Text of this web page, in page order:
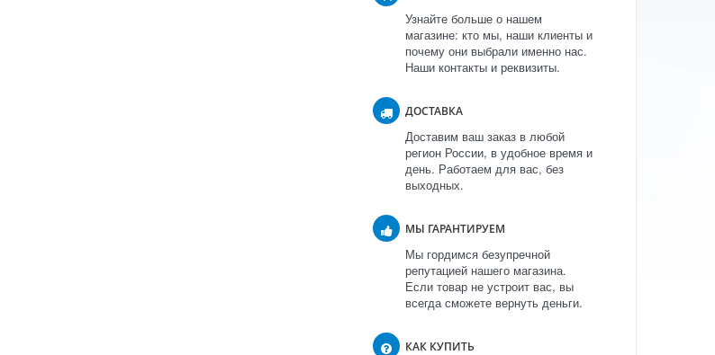
Узнайте больше о нашем
магазине: кто мы, наши клиенты и
почему они выбрали именно нас.
Наши контакты и реквизиты.
ДОСТАВКА
Доставим ваш заказ в любой
регион России, в удобное время и
день. Работаем для вас, без
выходных.
МЫ ГАРАНТИРУЕМ
Мы гордимся безупречной
репутацией нашего магазина.
Если товар не устроит вас, вы
всегда сможете вернуть деньги.
КАК КУПИТЬ